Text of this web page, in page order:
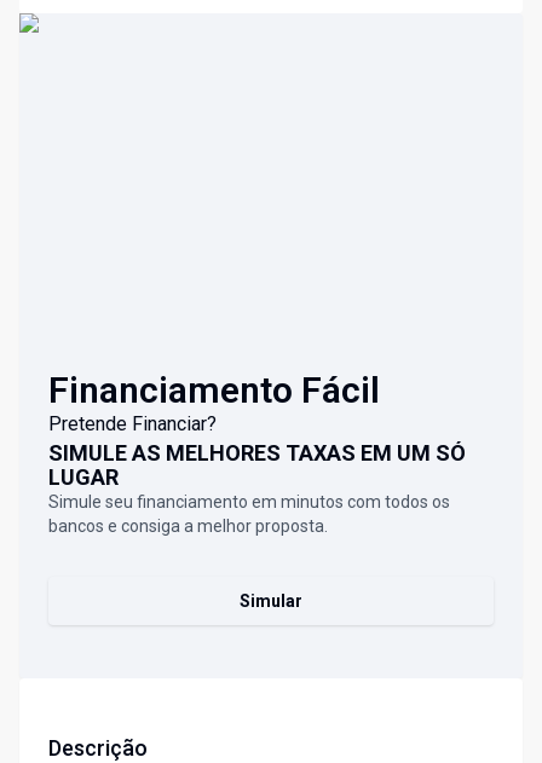
Financiamento Fácil
Pretende Financiar?
SIMULE AS MELHORES TAXAS EM UM SÓ
LUGAR
Simule seu financiamento em minutos com todos os
bancos e consiga a melhor proposta.
Simular
Descrição